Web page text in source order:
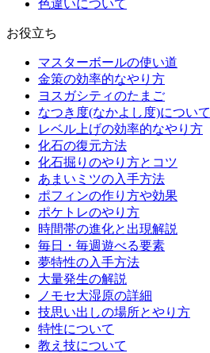
色違いについて
お役立ち
マスターボールの使い道
金策の効率的なやり方
ヨスガシティのたまご
なつき度(なかよし度)について
レベル上げの効率的なやり方
化石の復元方法
化石掘りのやり方とコツ
あまいミツの入手方法
ポフィンの作り方や効果
ポケトレのやり方
時間帯の進化と出現解説
毎日・毎週遊べる要素
夢特性の入手方法
大量発生の解説
ノモセ大湿原の詳細
技思い出しの場所とやり方
特性について
教え技について